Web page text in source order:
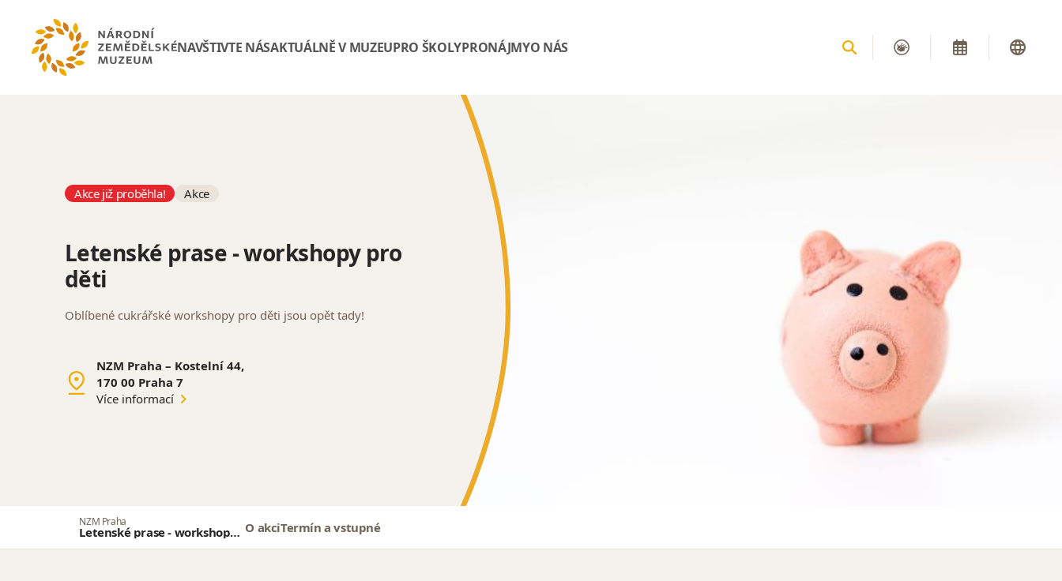
NAVŠTIVTE NÁSAKTUÁLNĚ V MUZEUPRO ŠKOLYPRONÁJMYO NÁS
Akce již proběhla! Akce
Letenské prase - workshopy pro
děti
Oblíbené cukrářské workshopy pro děti jsou opět tady!
NZM Praha – Kostelní 44,
170 00 Praha 7
Více informací
NZM Praha
Letenské prase - workshopy O akciTermín a vstupné